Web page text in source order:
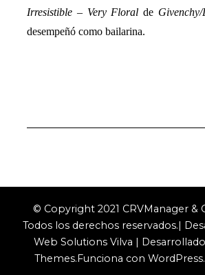
Irresistible – Very Floral de
desempeñó como bailarina.
© Copyright 2021 CRVManager &
Todos los derechos reservados.|
Web Solutions Vilva |
Themes.Funciona con WordPress.